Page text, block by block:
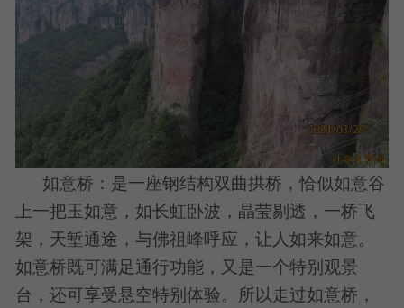
如意桥：是一座钢结构双曲拱桥，恰似如意谷
上一把玉如意，如长虹卧波，晶莹剔透，一桥飞
架，天堑通途，与佛祖峰呼应，让人如来如意。
如意桥既可满足通行功能，又是一个特别观景
台，还可享受悬空特别体验。所以走过如意桥，